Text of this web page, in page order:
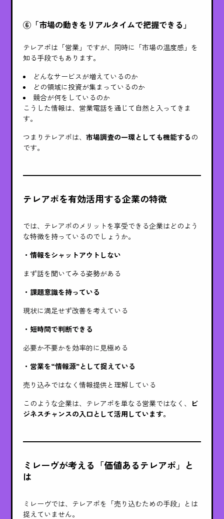
⑥「市場の動きをリアルタイムで把握できる」
テレアポは「営業」ですが、同時に「市場の温度感」を
知る手段でもあります。
どんなサービスが増えているのか
どの領域に投資が集まっているのか
競合が何をしているのか
こうした情報は、営業電話を通じて自然と入ってきま
す。
つまりテレアポは、 市場調査の一環としても機能する の
です。
テレアポを有効活用する企業の特徴
では、テレアポのメリットを享受できる企業はどのよう
な特徴を持っているのでしょうか。
・情報をシャットアウトしない
まず話を聞いてみる姿勢がある
・課題意識を持っている
現状に満足せず改善を考えている
・短時間で判断できる
必要か不要かを効率的に見極める
・営業を“情報源”として捉えている
売り込みではなく情報提供と理解している
このような企業は、テレアポを単なる営業ではなく、
ビ
ジネスチャンスの入口として活用しています。
ミレーヴが考える「価値あるテレアポ」と
は
ミレーヴでは、テレアポを「売り込むための手段」とは
捉えていません。